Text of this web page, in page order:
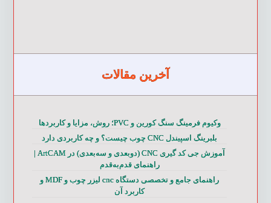
آخرین مقالات
وکیوم فرمینگ سنگ کورین و PVC؛ روش، مزایا و کاربردها
بلبرینگ اسپیندل CNC چوب چیست؟ و چه کاربردی دارد
آموزش جی کد گیری CNC (دوبعدی و سه‌بعدی) در ArtCAM |
راهنمای قدم‌به‌قدم
راهنمای جامع و تخصصی دستگاه cnc لیزر چوب و MDF و
کاربرد آن